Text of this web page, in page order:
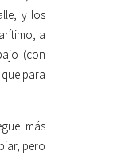
y los
a
(con
para
más
pero